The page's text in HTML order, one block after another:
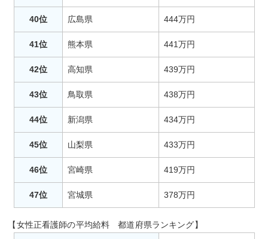
40位 広島県 444万円
41位 熊本県 441万円
42位 高知県 439万円
43位 鳥取県 438万円
44位 新潟県 434万円
45位 山梨県 433万円
46位 宮崎県 419万円
47位 宮城県 378万円
【女性正看護師の平均給料 都道府県ランキング】